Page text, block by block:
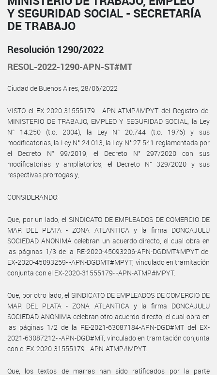
Y SEGURIDAD SOCIAL - SECRETARÍA
DE TRABAJO
Resolución 1290/2022
RESOL-2022-1290-APN-ST#MT
Ciudad de Buenos Aires, 28/06/2022
VISTO el EX-2020-31555179- -APN-ATMP#MPYT del Registro del
MINISTERIO DE TRABAJO, EMPLEO Y SEGURIDAD SOCIAL, la Ley
N° 14.250 (t.o. 2004), la Ley N° 20.744 (t.o. 1976) y sus
modificatorias, la Ley N° 24.013, la Ley N° 27.541 reglamentada por
el Decreto N° 99/2019, el Decreto N° 297/2020 con sus
modificatorias y ampliatorios, el Decreto N° 329/2020 y sus
respectivas prorrogas y,
CONSIDERANDO:
Que, por un lado, el SINDICATO DE EMPLEADOS DE COMERCIO DE
MAR DEL PLATA - ZONA ATLANTICA y la firma DONCAJULU
SOCIEDAD ANONIMA celebran un acuerdo directo, el cual obra en
las páginas 1/3 de la RE-2020-45093206-APN-DGDMT#MPYT del
EX-2020-45093259- -APN-DGDMT#MPYT, vinculado en tramitación
conjunta con el EX-2020-31555179- -APN-ATMP#MPYT.
Que, por otro lado, el SINDICATO DE EMPLEADOS DE COMERCIO DE
MAR DEL PLATA - ZONA ATLANTICA y la firma DONCAJULU
SOCIEDAD ANONIMA celebran otro acuerdo directo, el cual obra en
las páginas 1/2 de la RE-2021-63087184-APN-DGD#MT del EX-
2021-63087212- -APN-DGD#MT, vinculado en tramitación conjunta
con el EX-2020-31555179- -APN-ATMP#MPYT.
Que, los textos de marras han sido ratificados por la parte